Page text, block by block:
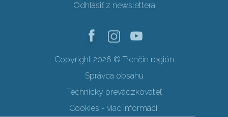
Odhlásiť z newslettera
Copyright 2026 © Trenčín región
Správca obsahu
Technický prevádzkovateľ
Cookies - viac informácií